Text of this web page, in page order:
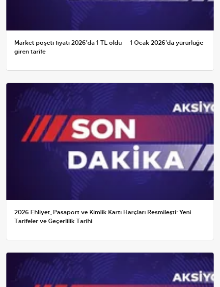
Market poşeti fiyatı 2026'da 1 TL oldu — 1 Ocak 2026'da yürürlüğe
giren tarife
2026 Ehliyet, Pasaport ve Kimlik Kartı Harçları Resmileşti: Yeni
Tarifeler ve Geçerlilik Tarihi